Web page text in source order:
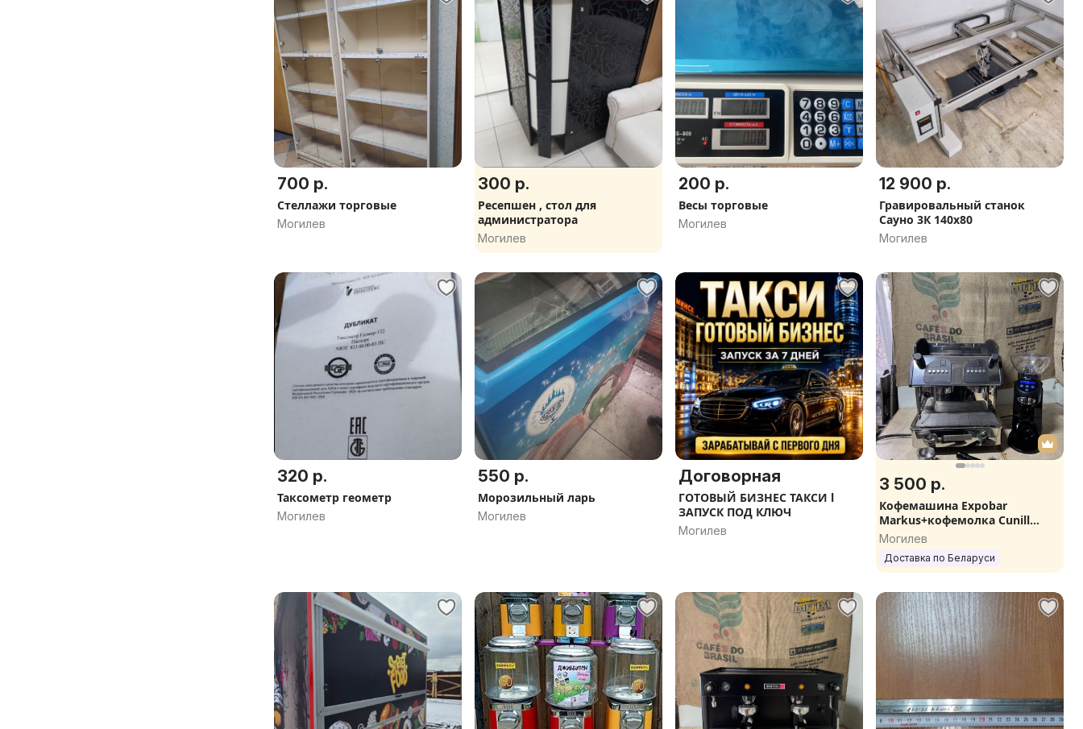
700 р.
Стеллажи торговые
Могилев
300 р.
Ресепшен , стол для
администратора
Могилев
200 р.
Весы торговые
Могилев
12 900 р.
Гравировальный станок
Сауно 3К 140х80
Могилев
320 р.
Таксометр геометр
Могилев
550 р.
Морозильный ларь
Могилев
Договорная
ГОТОВЫЙ БИЗНЕС ТАКСИ l
ЗАПУСК ПОД КЛЮЧ
Могилев
3 500 р.
Кофемашина Expobar
Markus+кофемолка Cunill
комплек
Могилев
Доставка по Беларуси